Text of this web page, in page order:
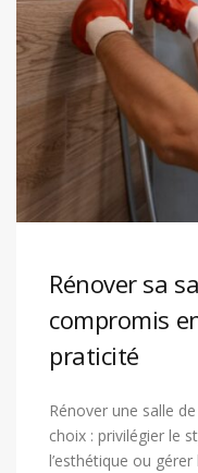
Rénover sa
compromis
praticité
Rénover une salle
choix : privilégier le
l’esthétique ou